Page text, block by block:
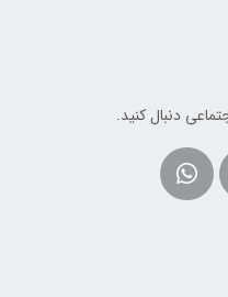
دنبال کنید.
Whatsapp